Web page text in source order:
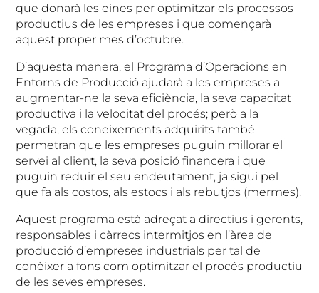
que donarà les eines per optimitzar els processos
productius de les empreses i que començarà
aquest proper mes d’octubre.
D’aquesta manera, el Programa d’Operacions en
Entorns de Producció ajudarà a les empreses a
augmentar-ne la seva eficiència, la seva capacitat
productiva i la velocitat del procés; però a la
vegada, els coneixements adquirits també
permetran que les empreses puguin millorar el
servei al client, la seva posició financera i que
puguin reduir el seu endeutament, ja sigui pel
que fa als costos, als estocs i als rebutjos (mermes).
Aquest programa està adreçat a directius i gerents,
responsables i càrrecs intermitjos en l’àrea de
producció d’empreses industrials per tal de
conèixer a fons com optimitzar el procés productiu
de les seves empreses.